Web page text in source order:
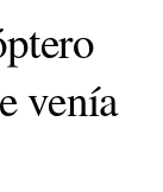
venía